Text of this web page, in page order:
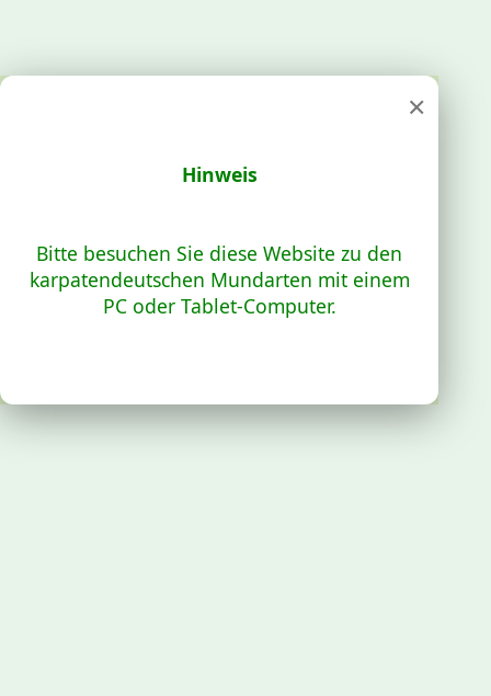
×
Hinweis
Bitte besuchen Sie diese Website zu den
karpatendeutschen Mundarten mit einem
PC oder Tablet-Computer.